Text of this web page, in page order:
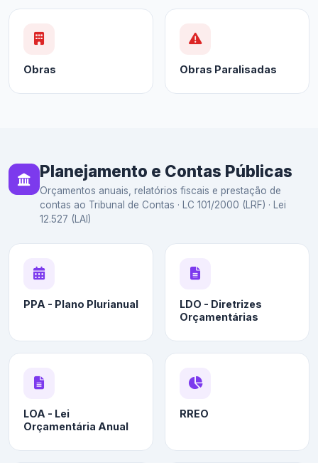
Obras Obras Paralisadas
Planejamento e Contas Públicas
Orçamentos anuais, relatórios fiscais e prestação de
contas ao Tribunal de Contas · LC 101/2000 (LRF) · Lei
12.527 (LAI)
PPA - Plano Plurianual
LDO - Diretrizes
Orçamentárias
LOA - Lei
Orçamentária Anual
RREO